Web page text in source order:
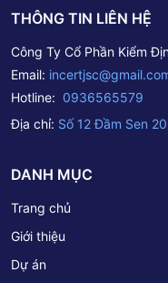
THÔNG TIN LIÊN HỆ
Công Ty Cổ Phần Kiểm
Email:
Hotline: 0936565579
Địa chỉ: Số 12 Đầm Sen
DANH MỤC
Trang chủ
Giới thiệu
Dự án